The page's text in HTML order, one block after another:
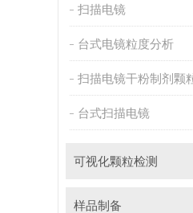
扫描电镜
台式电镜粒度分析
扫描电镜干粉制剂颗
台式扫描电镜
可视化颗粒检测
样品制备